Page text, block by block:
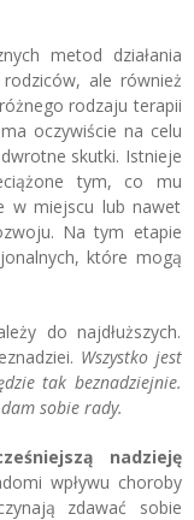
metod działania
ale również
rodzaju terapii
oczywiście na celu
skutki. Istnieje
tym, co mu
w miejscu lub nawet
Na tym etapie
które mogą
do najdłuższych.
Wszystko jest
tak beznadziejnie.
sobie rady.
nadzieję
wpływu choroby
zdawać sobie